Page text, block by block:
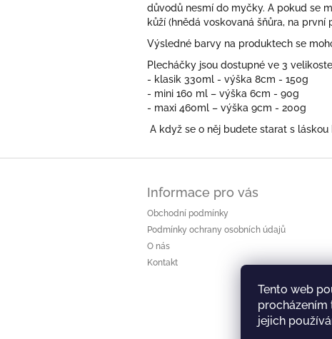
Tento web
jejich
důvodů nesmí do myčky. A pokud se
kůží (hnědá voskovaná šňůra, na
Výsledné barvy na produktech se
Plecháčky jsou dostupné ve 3
- klasik 330ml - výška 8cm - 150g
- mini 160 ml – výška 6cm - 90g
- maxi 460ml – výška 9cm - 200g
A když se o něj budete starat s
Informace pro vás
Obchodní podmínky
Podmínky ochrany osobních údajů
O nás
Kontakt